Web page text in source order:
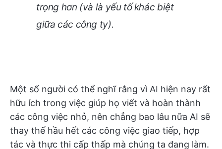
trọng hơn (và là yếu tố khác biệt
giữa các công ty).
Một số người có thể nghĩ rằng vì AI hiện nay rất
hữu ích trong việc giúp họ viết và hoàn thành
các công việc nhỏ, nên chẳng bao lâu nữa AI sẽ
thay thế hầu hết các công việc giao tiếp, hợp
tác và thực thi cấp thấp mà chúng ta đang làm.